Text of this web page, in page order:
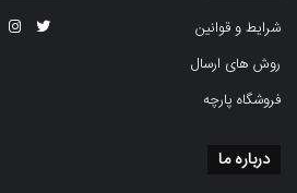
شرایط و قوانین
روش های ارسال
فروشگاه پارچه
درباره ما